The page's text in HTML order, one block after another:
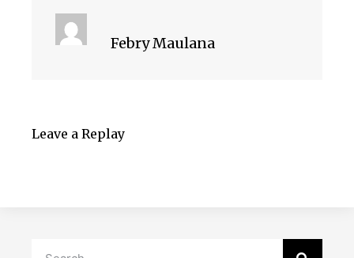
Febry Maulana
Leave a Replay